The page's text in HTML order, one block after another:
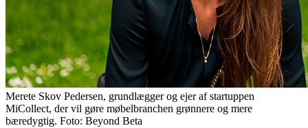
Merete Skov Pedersen, grundlægger og ejer af startuppen
MiCollect, der vil gøre møbelbranchen grønnere og mere
bæredygtig. Foto: Beyond Beta